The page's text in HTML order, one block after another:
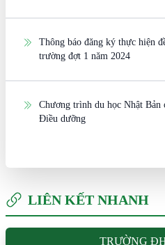
Thông báo đăng ký thực hiện
trường đợt 1 năm 2024
Chương trình du học Nhật Bản
Điều dưỡng
LIÊN KẾT NHANH
TRƯỜNG